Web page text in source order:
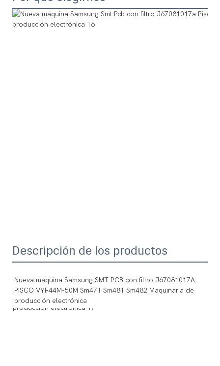
Descripción de los productos
Nueva máquina Samsung SMT PCB con filtro J67081017A
PISCO VYF44M-50M Sm471 Sm481 Sm482 Maquinaria de